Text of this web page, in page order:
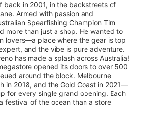
back in 2001, in the backstreets of
Armed with passion and
Spearfishing Champion Tim
more than just a shop. He wanted to
lovers—a place where the gear is top
and the vibe is pure adventure.
has made a splash across Australia!
opened its doors to over 500
around the block. Melbourne
in 2018, and the Gold Coast in 2021—
for every single grand opening. Each
festival of the ocean than a store